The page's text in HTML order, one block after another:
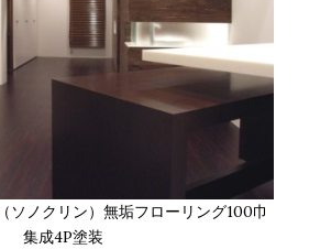
ノクリン）無垢フローリング100巾
集成4P塗装